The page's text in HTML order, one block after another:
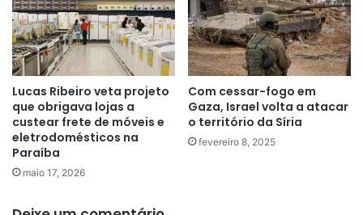
Lucas Ribeiro veta projeto
que obrigava lojas a
custear frete de móveis e
eletrodomésticos na
Paraíba
maio 17, 2026
Com cessar-fogo em
Gaza, Israel volta a atacar
o território da Síria
fevereiro 8, 2025